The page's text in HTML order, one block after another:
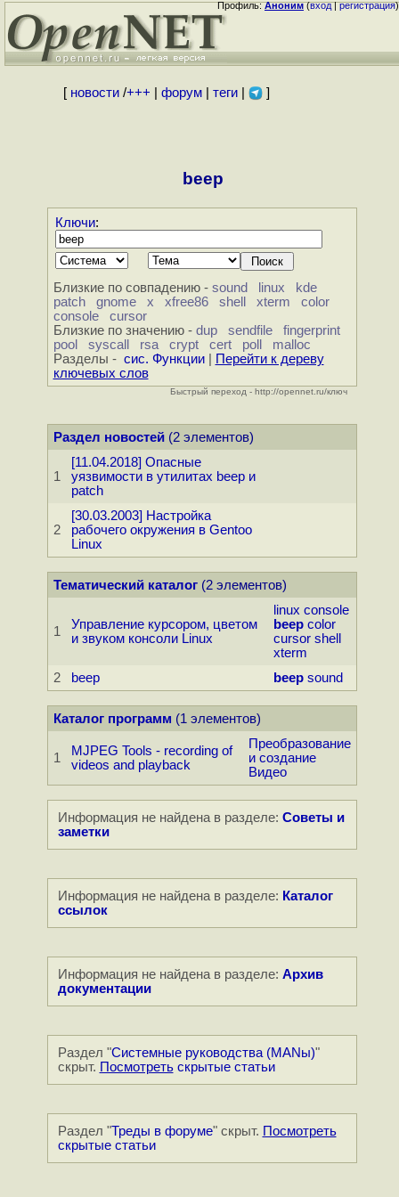
Профиль:Аноним(вход|регистрация)
[ новости/+++ форум| теги| ]
beep
Ключи:
Близкие по совпадению - sound linux
kde
patch
gnome x xfree86 shell xterm
color
console
cursor
Близкие по значению - dup sendfile
fingerprint
pool
syscall rsa crypt cert poll
malloc
Разделы - сис. Функции|
Перейти к дереву
ключевых слов
Быстрый переход - http://opennet.ru/ключ
Раздел новостей(2 элементов)
1
[11.04.2018] Опасные
уязвимости в утилитах beep и
patch
2
[30.03.2003] Настройка
рабочего окружения в Gentoo
Linux
Тематический каталог(2 элементов)
1
Управление курсором, цветом
и звуком консоли Linux
linux console
beep color
cursor shell
xterm
2
beep beep sound
Каталог программ (1 элементов)
1
MJPEG Tools - recording of
videos and playback
Преобразование
и создание
Видео
Информация не найдена в разделе: Советы и
заметки
Информация не найдена в разделе: Каталог
ссылок
Информация не найдена в разделе: Архив
документации
Раздел "Системные руководства (MANы)"
скрыт. Посмотретьскрытые статьи
Раздел "Треды в форуме" скрыт. Посмотреть
скрытые статьи